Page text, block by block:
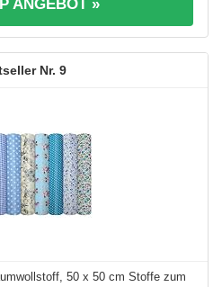
ANGEBOT »
9
50 x 50 cm Stoffe zum